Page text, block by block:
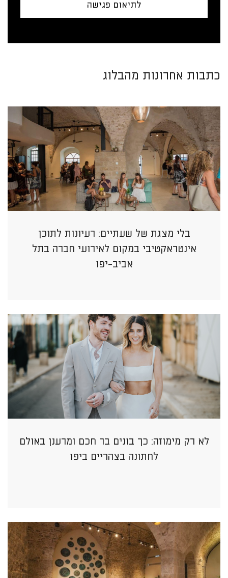
לתיאום פגישה
כתבות אחרונות מהבלוג
בלי מצגת של שעתיים: רעיונות לתוכן
אינטראקטיבי במקום לאירועי חברה בתל
אביב-יפו
לא רק מימוזה: כך בונים בר חכם ומרענן באולם
לחתונה בצהריים ביפו